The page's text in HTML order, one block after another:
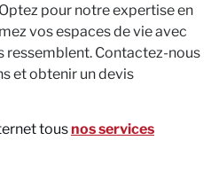
pour notre expertise en
vos espaces de vie avec
ressemblent. Contactez-nous
et obtenir un devis
tousnos services